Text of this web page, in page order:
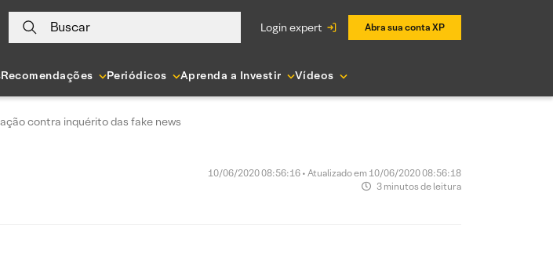
Buscar login expert Abra sua conta XP
Recomendações Periódicos Aprenda a Investir Vídeos
contra inquérito das fake news
10/06/2020 08:56:16 • Atualizado em 10/06/2020 08:56:18
3 minutos de leitura